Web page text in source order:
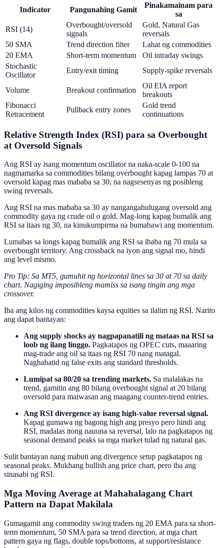
Indicator Pangunahing Gamit
Pinakamainam para
sa
RSI (14)
Overbought/oversold
signals
Gold, Natural Gas
reversals
50 SMA
Trend direction filter
Lahat ng commodities
20 EMA
Short-term momentum
Oil intraday swings
Stochastic
Oscillator
Entry/exit timing Supply-spike reversals
Volume Breakout confirmation
Oil EIA report
breakouts
Fibonacci
Retracement
Pullback entry zones
Gold trend
continuations
Relative Strength Index (RSI) para sa Overbought
at Oversold Signals
Ang RSI ay isang momentum oscillator na naka-scale 0-100 na
nagmamarka sa commodities bilang overbought kapag lampas 70 at
oversold kapag mas mababa sa 30, na nagsesenyas ng posibleng
swing reversals.
Ang RSI na mas mababa sa 30 ay nangangahulugang oversold ang
commodity gaya ng crude oil o gold. Mag-long kapag bumalik ang
RSI sa itaas ng 30, na kinukumpirma na bumabawi ang momentum.
Lumabas sa longs kapag bumalik ang RSI sa ibaba ng 70 mula sa
overbought territory. Ang crossback na iyon ang signal mo, hindi
ang level mismo.
Pro Tip: Sa MT5, gumuhit ng horizontal lines sa 30 at 70 sa daily
chart. Nagiging imposibleng mamiss sa isang tingin ang mga
crossover.
Iba ang kilos ng commodities kaysa equities sa ilalim ng RSI. Narito
ang dapat bantayan:
Ang supply shocks ay nagpapanatili ng mataas na RSI sa
loob ng ilang linggo. Pagkatapos ng OPEC cuts, maaaring
mag-trade ang oil sa itaas ng RSI 70 nang matagal.
Naghahatid ng false exits ang standard thresholds.
Lumipat sa 80/20 sa trending markets. Sa malalakas na
trend, gamitin ang 80 bilang overbought signal at 20 bilang
oversold para maiwasan ang maagang counter-trend entries.
Ang RSI divergence ay isang high-value reversal signal.
Kapag gumawa ng bagong high ang presyo pero hindi ang
RSI, madalas itong nauuna sa reversal, lalo na pagkatapos ng
seasonal demand peaks sa mga market tulad ng natural gas.
Sulit bantayan nang mabuti ang divergence setup pagkatapos ng
seasonal peaks. Mukhang bullish ang price chart, pero iba ang
sinasabi ng RSI.
Mga Moving Average at Mahahalagang Chart
Pattern na Dapat Makilala
Gumagamit ang commodity swing traders ng 20 EMA para sa short-
term momentum, 50 SMA para sa trend direction, at mga chart
pattern gaya ng flags, double tops/bottoms, at support/resistance